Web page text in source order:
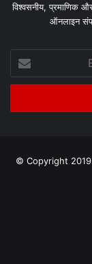
विश्वसनीय, प्रमाणिक
ऑनलाइन
your
Email
© Copyright